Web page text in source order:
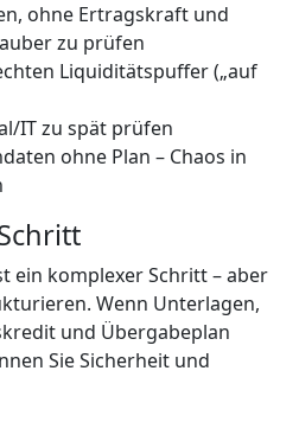
ohne Ertragskraft und
zu prüfen
Liquiditätspuffer („auf
IT zu spät prüfen
ohne Plan – Chaos in
ein komplexer Schritt – aber
Wenn Unterlagen,
und Übergabeplan
Sie Sicherheit und